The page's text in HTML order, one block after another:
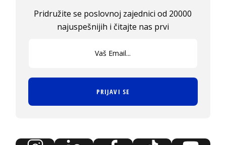
Pridružite se poslovnoj zajednici od 20000
najuspešnijih i čitajte nas prvi
PRIJAVI SE